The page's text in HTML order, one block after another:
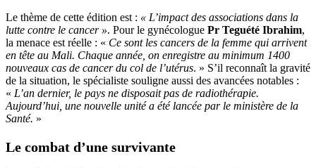
Le thème de cette édition est : « L’impact des associations dans la
lutte contre le cancer ». Pour le gynécologue Pr Teguété Ibrahim,
la menace est réelle : « Ce sont les cancers de la femme qui arrivent
en tête au Mali. Chaque année, on enregistre au minimum 1400
nouveaux cas de cancer du col de l’utérus. » S’il reconnaît la gravité
de la situation, le spécialiste souligne aussi des avancées notables :
« L’an dernier, le pays ne disposait pas de radiothérapie.
Aujourd’hui, une nouvelle unité a été lancée par le ministère de la
Santé. »
Le combat d’une survivante